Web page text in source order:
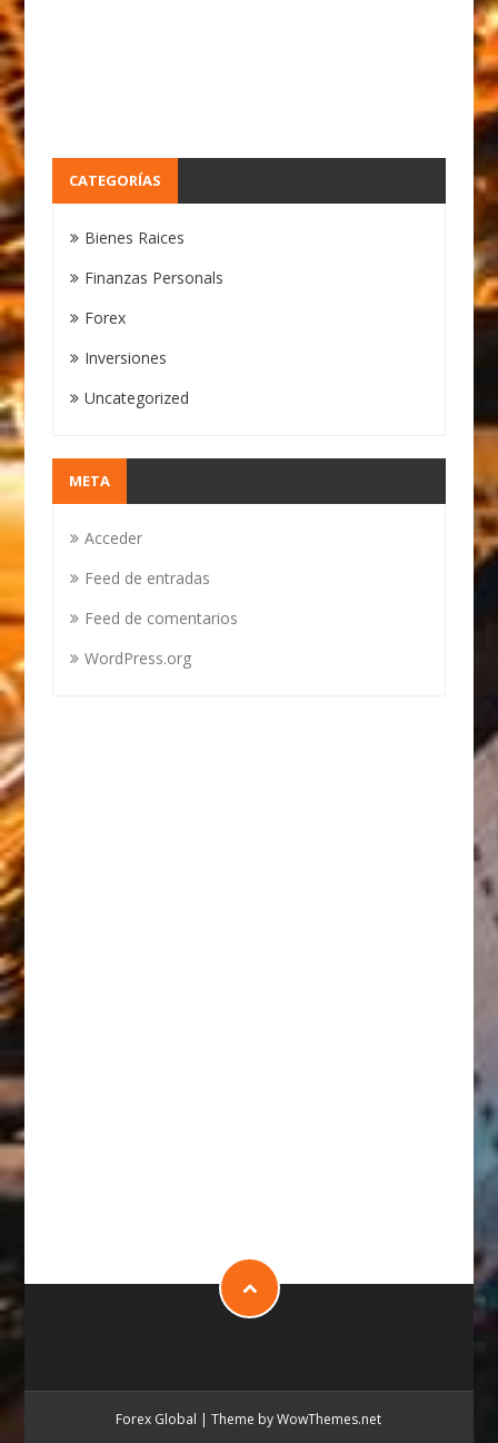
CATEGORÍAS
Bienes Raices
Finanzas Personals
Forex
Inversiones
Uncategorized
META
Acceder
Feed de entradas
Feed de comentarios
WordPress.org
Forex Global |Theme by WowThemes.net